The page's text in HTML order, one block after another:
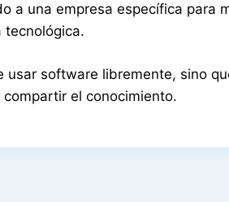
a una empresa específica para
tecnológica.
usar software libremente, sino
el conocimiento.